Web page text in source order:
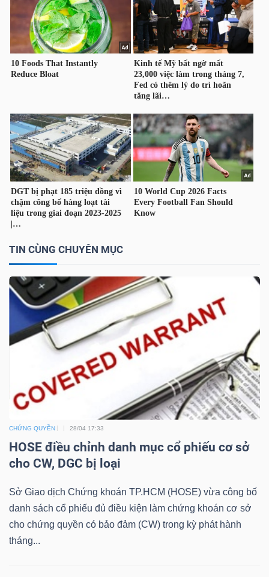
TIN CÙNG CHUYÊN MỤC
CHỨNG QUYỀN 28/04 17:33
HOSE điều chỉnh danh mục cổ phiếu cơ sở
cho CW, DGC bị loại
Sở Giao dịch Chứng khoán TP.HCM (HOSE) vừa công bố
danh sách cổ phiếu đủ điều kiện làm chứng khoán cơ sở
cho chứng quyền có bảo đảm (CW) trong kỳ phát hành
tháng...
THẾ
GIỚI
ĐÔNG
DƯƠNG
CHÍNH
CÁ
PHÂN
TÍCH
VIETSTOCKFINANCE
VĨ
NGÀNH
DOANH
NGHIỆP